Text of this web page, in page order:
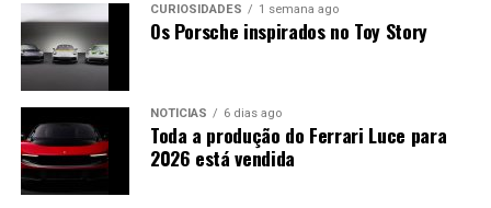
CURIOSIDADES 1 semana ago
Os Porsche inspirados no Toy Story
NOTÍCIAS 6 dias ago
Toda a produção do Ferrari Luce para
2026 está vendida